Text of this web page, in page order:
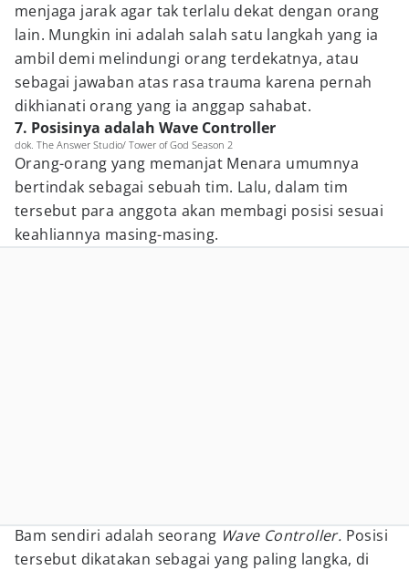
menjaga jarak agar tak terlalu dekat dengan orang
lain. Mungkin ini adalah salah satu langkah yang ia
ambil demi melindungi orang terdekatnya, atau
sebagai jawaban atas rasa trauma karena pernah
dikhianati orang yang ia anggap sahabat.
7. Posisinya adalah Wave Controller
dok. The Answer Studio/ Tower of God Season 2
Orang-orang yang memanjat Menara umumnya
bertindak sebagai sebuah tim. Lalu, dalam tim
tersebut para anggota akan membagi posisi sesuai
keahliannya masing-masing.
Bam sendiri adalah seorang Wave Controller. Posisi
tersebut dikatakan sebagai yang paling langka, di